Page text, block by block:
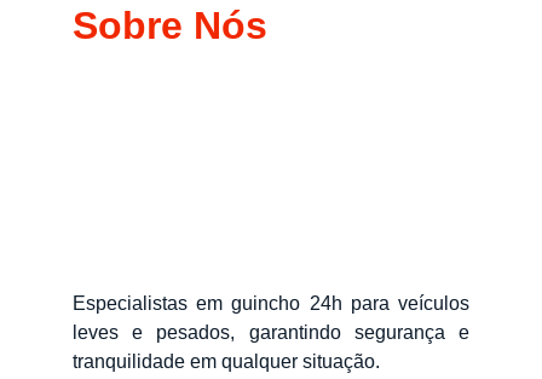
Sobre Nós
Especialistas em guincho 24h para veículos
leves e pesados, garantindo segurança e
tranquilidade em qualquer situação.